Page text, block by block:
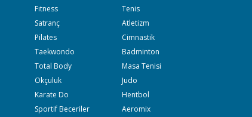
Fıtness
Tenis
Satranç
Atletizm
Pilates
Cimnastik
Taekwondo
Badminton
Total Body
Masa Tenisi
Okçuluk
Judo
Karate Do
Hentbol
Sportif Beceriler
Aeromix